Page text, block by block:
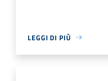
LEGGI DI PIÙ